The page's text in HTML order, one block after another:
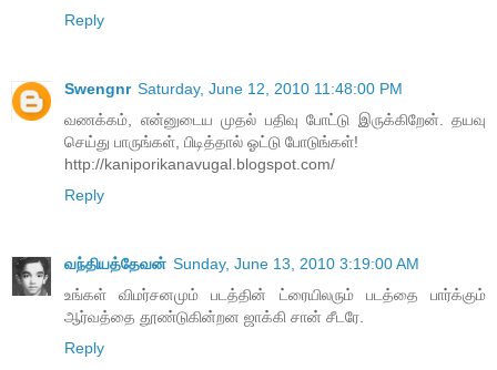
Reply
Swengnr Saturday, June 12, 2010 11:48:00 PM
வணக்கம், என்னுடைய முதல் பதிவு போட்டு இருக்கிறேன். தயவு
செய்து பாருங்கள், பிடித்தால் ஓட்டு போடுங்கள்!
http://kaniporikanavugal.blogspot.com/
Reply
வந்தியத்தேவன் Sunday, June 13, 2010 3:19:00 AM
உங்கள் விமர்சனமும் படத்தின் ட்ரையிலரும் படத்தை பார்க்கும்
ஆர்வத்தை தூண்டுகின்றன ஜாக்கி சான் சீடரே.
Reply